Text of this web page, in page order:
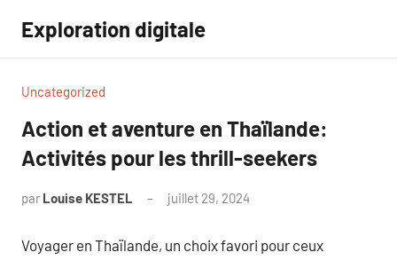
contenu
Exploration digitale
Uncategorized
Action et aventure en Thaïlande:
Activités pour les thrill-seekers
par Louise KESTEL juillet 29, 2024
Voyager en Thaïlande, un choix favori pour ceux